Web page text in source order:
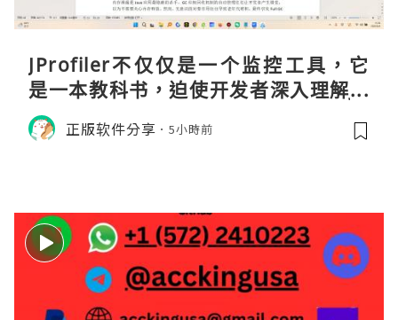
JProfiler不仅仅是一个监控工具，它
是一本教科书，迫使开发者深入理解JV
M的内存模型、垃圾回收机制和并发原
理。通过直观的可视化数据，它将抽象
正版软件分享 5小時前